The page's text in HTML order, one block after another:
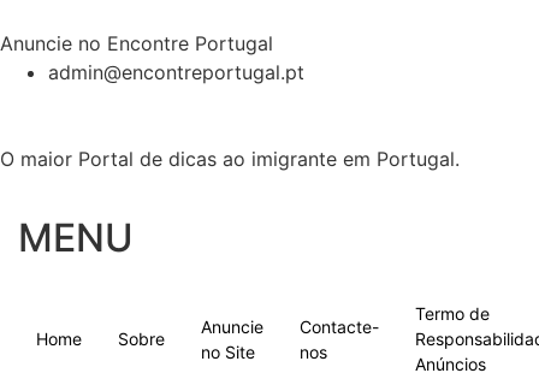
Anuncie no Encontre Portugal
admin@encontreportugal.pt
O maior Portal de dicas ao imigrante em Portugal.
MENU
Home Sobre
Anuncie
no Site
Contacte-
nos
Termo de
Anúncios